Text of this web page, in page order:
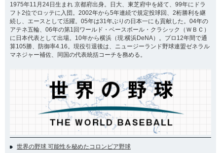
1975年11月24日生まれ 京都府出身。日大、東芝府中を経て、99年にドラ
フト2位でロッテに入団。2002年から5年連続で規定投球回、2桁勝利を継
続し、エースとして活躍。05年は31年ぶりの日本一にも貢献した。04年の
アテネ五輪、06年の第1回ワールド・ベースボール・クラシック（ＷＢＣ）
に日本代表として出場。10年から横浜（現:横浜DeNA）。プロ12年間で通
算105勝、防御率4.16。現役引退後は、ニュージーランド野球連盟ゼネラル
マネジャー補佐、同国の代表統括コーチを務める。
世界の野球 可能性を秘めたコロンビア野球